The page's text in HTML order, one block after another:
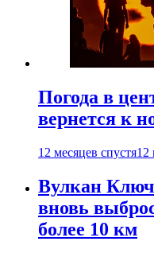
Погода в
вернется к
12 месяцев спустя12
Вулкан
вновь
более 10 км